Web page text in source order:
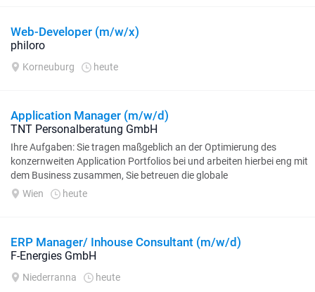
Web-Developer (m/w/x)
philoro
Korneuburg heute
Application Manager (m/w/d)
TNT Personalberatung GmbH
Ihre Aufgaben: Sie tragen maßgeblich an der Optimierung des
konzernweiten Application Portfolios bei und arbeiten hierbei eng mit
dem Business zusammen, Sie betreuen die globale
Applikationslandschaft...
Wien heute
ERP Manager/ Inhouse Consultant (m/w/d)
F-Energies GmbH
Niederranna heute